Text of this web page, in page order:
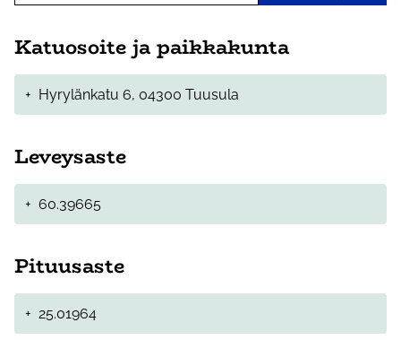
Katuosoite ja paikkakunta
+ Hyrylänkatu 6, 04300 Tuusula
Leveysaste
+ 60.39665
Pituusaste
+ 25.01964